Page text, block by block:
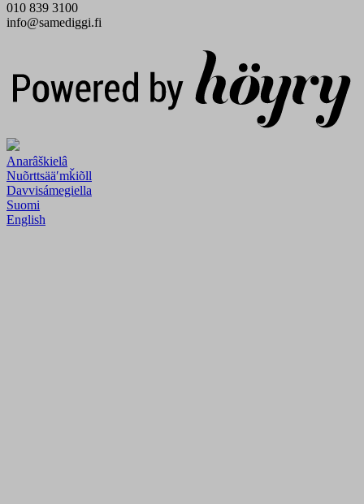
010 839 3100
info@samediggi.fi
Anarâškielâ
Nuõrttsääʹmǩiõll
Davvisámegiella
Suomi
English